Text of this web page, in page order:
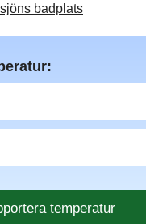
badplats